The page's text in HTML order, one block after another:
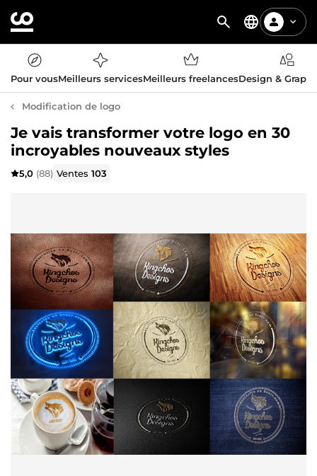
Pour vousMeilleurs servicesMeilleurs freelancesDesign &
Modification de logo
Je vais transformer votre logo en 30
incroyables nouveaux styles
5,0 (88) Ventes103